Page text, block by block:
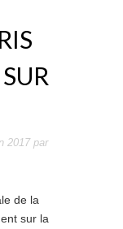
2017par
de la
sur la